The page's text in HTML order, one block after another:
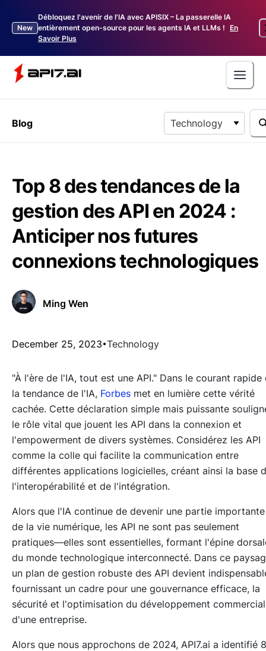
New
Débloquez l'avenir de l'IA avec APISIX – La passerelle IA
entièrement open-source pour les agents IA et LLMs ! En
Savoir Plus
Blog Technology
Top 8 des tendances de la
gestion des API en 2024 :
Anticiper nos futures
connexions technologiques
Ming Wen
December 25, 2023 Technology
"À l'ère de l'IA, tout est une API." Dans le courant rapide
la tendance de l'IA, Forbes met en lumière cette vérité
cachée. Cette déclaration simple mais puissante
le rôle vital que jouent les API dans la connexion et
l'empowerment de divers systèmes. Considérez les API
comme la colle qui facilite la communication entre
différentes applications logicielles, créant ainsi la base
l'interopérabilité et de l'intégration.
Alors que l'IA continue de devenir une partie importante
de la vie numérique, les API ne sont pas seulement
pratiques—elles sont essentielles, formant l'épine
du monde technologique interconnecté. Dans ce
un plan de gestion robuste des API devient
fournissant un cadre pour une gouvernance efficace, la
sécurité et l'optimisation du développement commercial
d'une entreprise.
Alors que nous approchons de 2024, API7.ai a identifié 8